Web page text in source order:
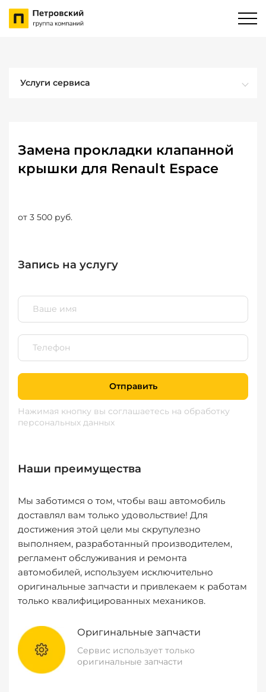
Услуги сервиса
Замена прокладки клапанной
крышки для Renault Espace
от 3 500 руб.
Запись на услугу
Отправить
Нажимая кнопку вы соглашаетесь на обработку
персональных данных
Наши преимущества
Мы заботимся о том, чтобы ваш автомобиль
доставлял вам только удовольствие! Для
достижения этой цели мы скрупулезно
выполняем, разработанный производителем,
регламент обслуживания и ремонта
автомобилей, используем исключительно
оригинальные запчасти и привлекаем к работам
только квалифицированных механиков.
Оригинальные запчасти
Сервис использует только
оригинальные запчасти